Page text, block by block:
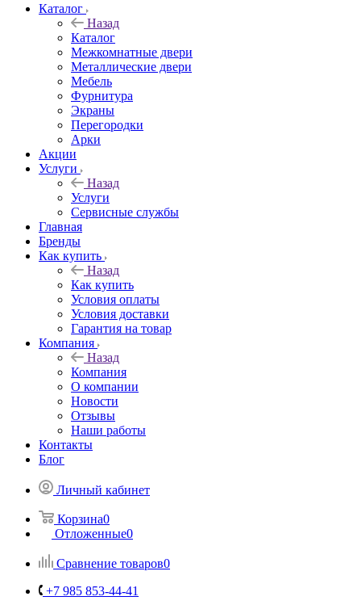
Каталог
Назад
Каталог
Межкомнатные двери
Металлические двери
Мебель
Фурнитура
Экраны
Перегородки
Арки
Акции
Услуги
Назад
Услуги
Сервисные службы
Главная
Бренды
Как купить
Назад
Как купить
Условия оплаты
Условия доставки
Гарантия на товар
Компания
Назад
Компания
О компании
Новости
Отзывы
Наши работы
Контакты
Блог
Личный кабинет
Корзина0
Отложенные0
Сравнение товаров0
+7 985 853-44-41